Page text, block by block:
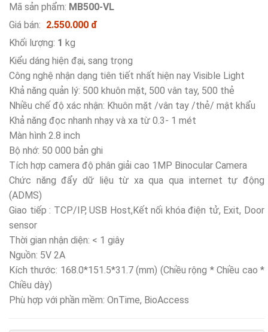
Mã sản phẩm: MB500-VL
Giá bán: 2.550.000 đ
Khối lượng: 1 kg
Kiểu dáng hiện đại, sang trọng
Công nghệ nhận dạng tiên tiết nhất hiện nay Visible Light
Khả năng quản lý: 500 khuôn mặt, 500 vân tay, 500 thẻ
Nhiều chế độ xác nhận: Khuôn mặt /vân tay /thẻ/ mật khẩu
Khả năng đọc nhanh nhạy và xa từ 0.3- 1 mét
Màn hình 2.8 inch
Bộ nhớ: 50 000 bản ghi
Tích hợp camera độ phân giải cao 1MP Binocular Camera
Chức năng đẩy dữ liệu từ xa qua qua internet tự động
(ADMS)
Giao tiếp : TCP/IP, USB Host,Kết nối khóa điện tử, Exit, Door
sensor
Thời gian nhận diện: < 1 giây
Nguồn: 5V 2A
Kích thước: 168.0*151.5*31.7 (mm) (Chiều rộng * Chiều cao *
Chiều dày)
Phù hợp với phần mềm: OnTime, BioAccess